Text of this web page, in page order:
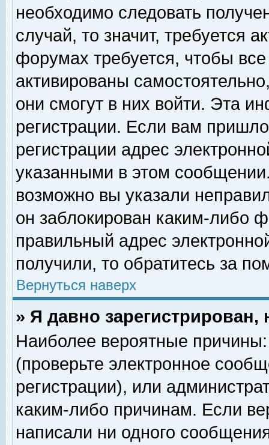
необходимо следовать
случай, то значит, требуется
форумах требуется, чтобы
активированы
они смогут в них войти. Эта
регистрации. Если вам
регистрации адрес
указанными в этом
возможно вы указали
он заблокирован каким-либо
правильный адрес
получили, то обратитесь за
Вернуться наверх
» Я давно
Наиболее вероятные
(проверьте электронное
регистрации), или
каким-либо причинам. Если
написали ни одного